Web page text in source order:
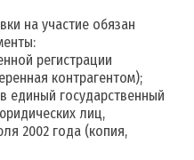
на участие обязан
регистрации
контрагентом);
единый государственный
лиц,
2002 года (копия,